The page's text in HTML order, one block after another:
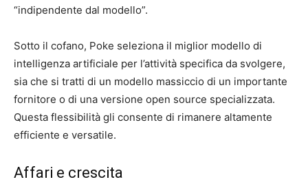
“indipendente dal modello”.
Sotto il cofano, Poke seleziona il miglior modello di
intelligenza artificiale per l’attività specifica da svolgere,
sia che si tratti di un modello massiccio di un importante
fornitore o di una versione open source specializzata.
Questa flessibilità gli consente di rimanere altamente
efficiente e versatile.
Affari e crescita